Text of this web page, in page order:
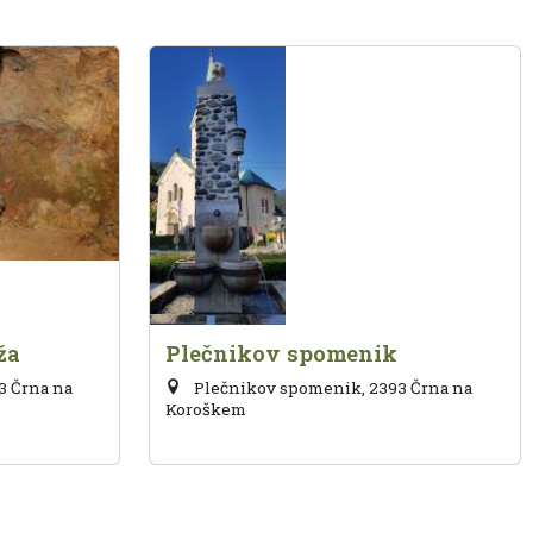
Črna na
Plečnikov spomenik
Plečnikov spomenik, 2393 Črna na
Koroškem